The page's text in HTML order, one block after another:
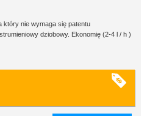
który nie wymaga się patentu
dziobowy. Ekonomię (2-4 l / h )